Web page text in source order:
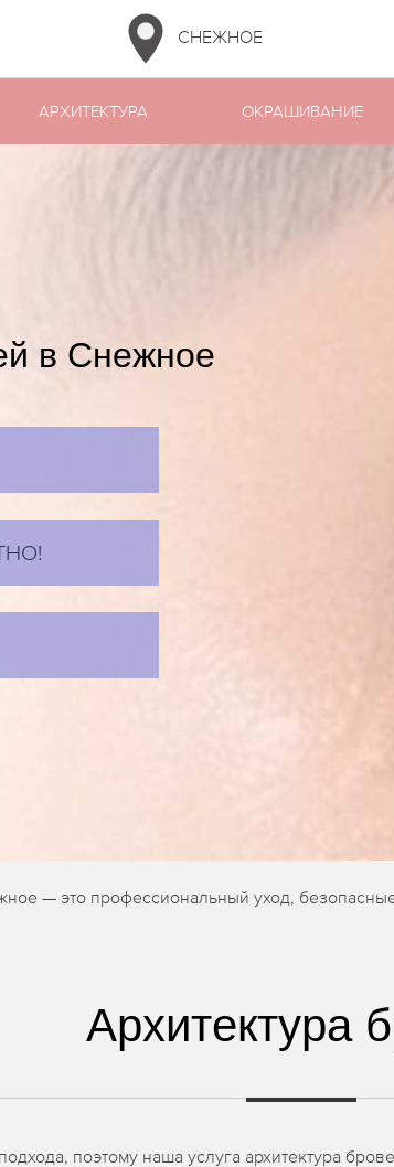
СНЕЖНОЕ
АРХИТЕКТУРА ОКРАШИВАНИЕ
в Снежное
— это профессиональный уход,
Архитектура
поэтому наша услуга архитектура